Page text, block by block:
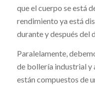
que el cuerpo se está
rendimiento ya está
durante y después del
Paralelamente,
de bollería industrial y
están compuestos de